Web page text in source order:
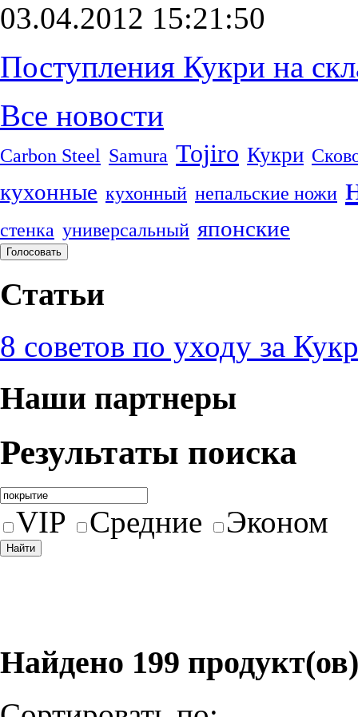
03.04.2012 15:21:50
Поступления Кукри на
Все новости
Carbon Steel Samura Tojiro Кукри
кухонные кухонный непальские ножи
стенка универсальный японские
Статьи
8 советов по уходу за
Наши партнеры
Результаты поиска
VIP Средние Эконом
Найдено 199 продукт(ов)